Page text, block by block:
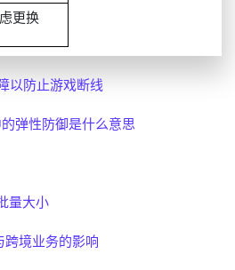
更换
以防止游戏断线
弹性防御是什么意思
量大小
跨境业务的影响